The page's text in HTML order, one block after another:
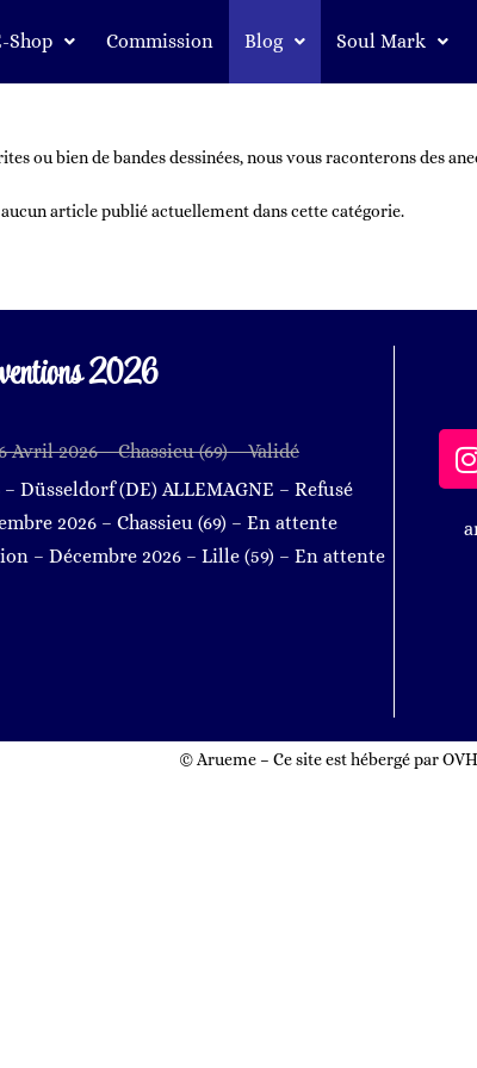
Shop Commission Blog Soul Mark
ou bien de bandes dessinées, nous vous raconterons des
aucun article publié actuellement dans cette catégorie.
2026
Avril 2026– Chassieu(69)– Validé
– Düsseldorf (DE) ALLEMAGNE – Refusé
2026 – Chassieu (69) – En attente
– Décembre 2026 – Lille (59) – En attente
© Arueme – Ce site est hébergé par